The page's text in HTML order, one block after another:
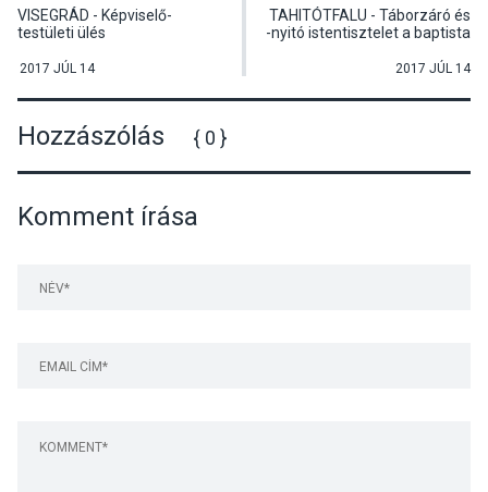
VISEGRÁD - Képviselő-
testületi ülés
2017 JÚL 14
TAHITÓTFALU - Táborzáró és
-nyitó istentisztelet a baptista
2017 JÚL 14
Hozzászólás { 0 }
Komment írása